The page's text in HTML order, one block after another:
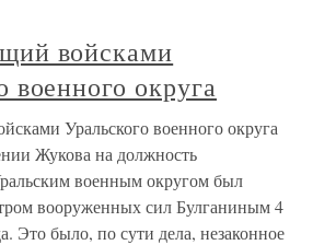
войсками
военного округа
Уральского военного округа
Жукова на должность
военным округом был
вооруженных сил Булганиным 4
Это было, по сути дела, незаконное